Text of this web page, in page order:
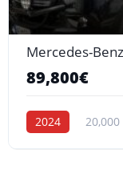
Mercedes-
89,800€
2024 20,000